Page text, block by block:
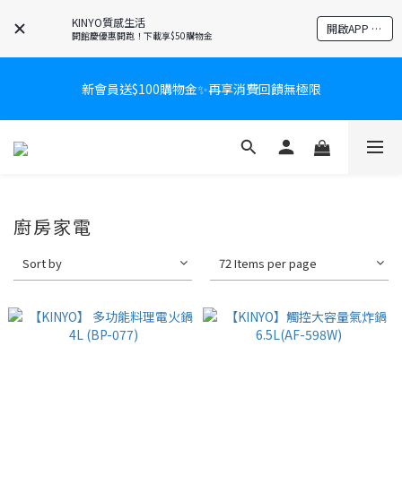
KINYO質感生活
開館慶優惠開跑！下載享$50購物金 開啟APP 享隱藏優惠
新會員送$100購物金✨再享消費回饋無極限
新會員送$100購物金✨再享消費回饋無極限
爸氣有禮賞🎁全館任2件9折✨刮鬍刀、按摩家電、電動牙刷、藍芽
新會員送$100購物金✨再享消費回饋無極限
廚房家電
Sort by 72 Items per page